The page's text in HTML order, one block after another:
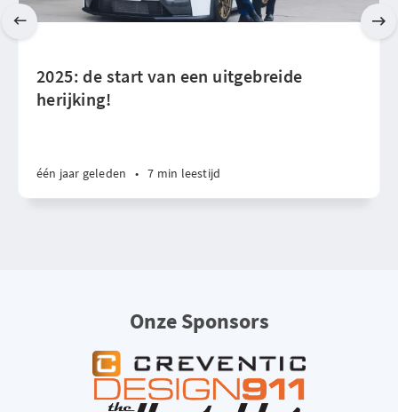
2025: de start van een uitgebreide
herijking!
één jaar geleden • 7 min leestijd
Onze Sponsors